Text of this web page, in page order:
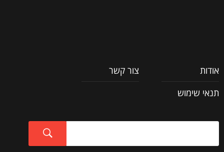
אודות
צור קשר
תנאי שימוש